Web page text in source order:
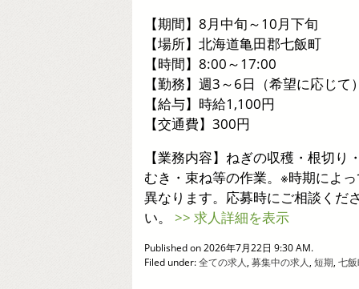
【期間】8月中旬～10月下旬
【場所】北海道亀田郡七飯町
【時間】8:00～17:00
【勤務】週3～6日（希望に応じて
【給与】時給1,100円
【交通費】300円
【業務内容】ねぎの収穫・根切り
むき・束ね等の作業。※時期によ
異なります。応募時にご相談くだ
い。 >> 求人詳細を表示
Published on 2026年7月22日 9:30 AM.
Filed under:全ての求人, 募集中の求人, 短期, 七